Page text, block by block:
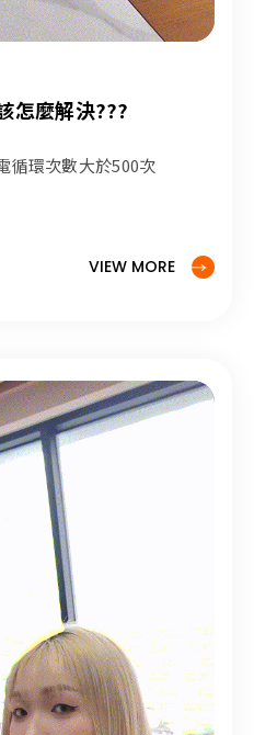
怎麼解決???
循環次數大於500次
VIEW MORE